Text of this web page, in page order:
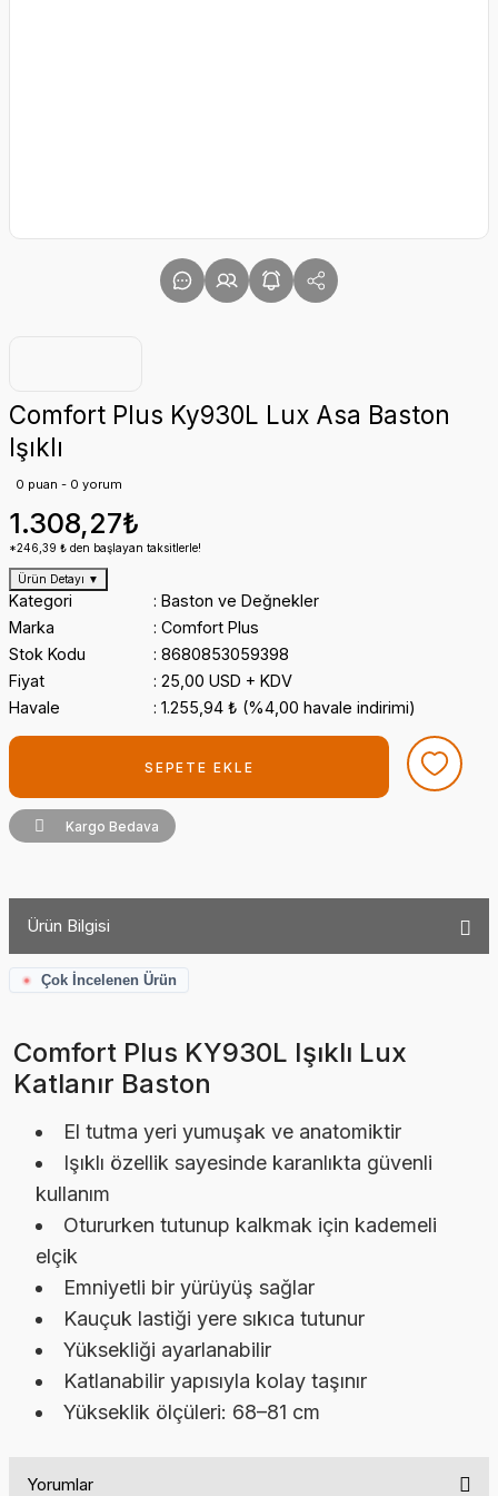
Comfort Plus Ky930L Lux Asa Baston
Işıklı
0 puan - 0 yorum
1.308,27₺
*246,39 ₺ den başlayan taksitlerle!
Ürün Detayı ▼
Kategori
Baston ve Değnekler
Marka
Comfort Plus
Stok Kodu
8680853059398
Fiyat
25,00 USD + KDV
Havale
1.255,94 ₺ (%4,00 havale indirimi)
SEPETE EKLE
Kargo Bedava
Ürün Bilgisi
Çok İncelenen Ürün
Comfort Plus KY930L Işıklı Lux
Katlanır Baston
El tutma yeri yumuşak ve anatomiktir
Işıklı özellik sayesinde karanlıkta güvenli
kullanım
Otururken tutunup kalkmak için kademeli
elçik
Emniyetli bir yürüyüş sağlar
Kauçuk lastiği yere sıkıca tutunur
Yüksekliği ayarlanabilir
Katlanabilir yapısıyla kolay taşınır
Yükseklik ölçüleri: 68–81 cm
Yorumlar